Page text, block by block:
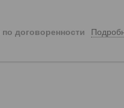
по договоренности